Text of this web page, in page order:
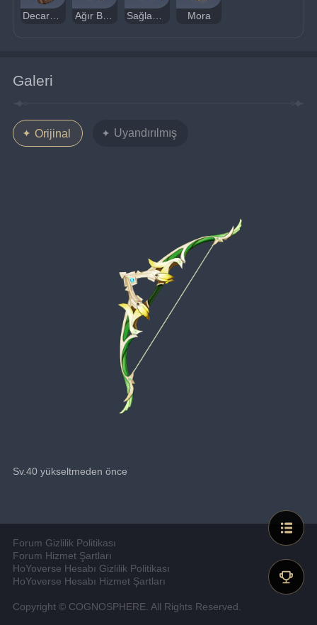
Decarabian'ın Kırık Çinisi Ağır Boynuz Sağlam Ok Başı Mora
Galeri
Orijinal Uyandırılmış
Sv.40 yükseltmeden önce
Forum Gizlilik Politikası
Forum Hizmet Şartları
HoYoverse Hesabı Gizlilik Politikası
HoYoverse Hesabı Hizmet Şartları
Copyright © COGNOSPHERE. All Rights Reserved.